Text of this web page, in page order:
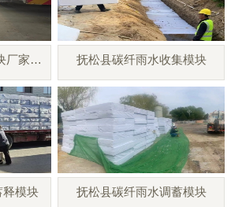
抚松县多孔纤维棉模块厂家直销 抚松县碳纤雨水收集模块
释模块 抚松县碳纤雨水调蓄模块